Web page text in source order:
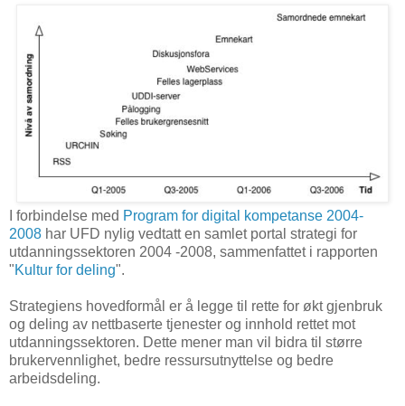
I forbindelse med Program for digital kompetanse 2004-
2008 har UFD nylig vedtatt en samlet portal strategi for
utdanningssektoren 2004 -2008, sammenfattet i rapporten
"Kultur for deling".
Strategiens hovedformål er å legge til rette for økt gjenbruk
og deling av nettbaserte tjenester og innhold rettet mot
utdanningssektoren. Dette mener man vil bidra til større
brukervennlighet, bedre ressursutnyttelse og bedre
arbeidsdeling.